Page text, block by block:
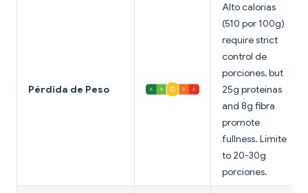
Pérdida de Peso
Alto calorías
(510 por 100g)
require strict
control de
porciones, but
25g proteínas
and 8g fibra
promote
fullness. Límite
to 20-30g
porciones.